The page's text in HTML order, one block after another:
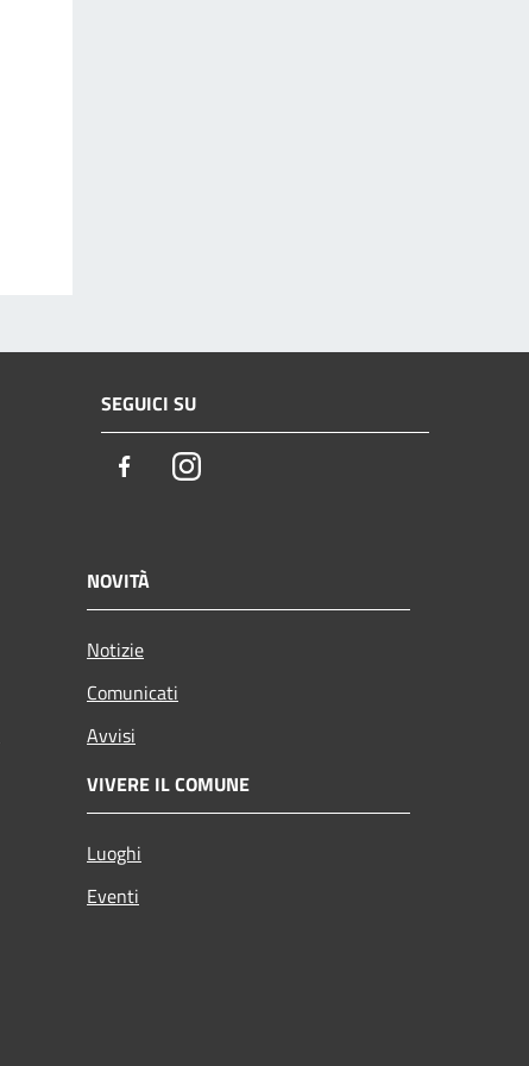
SEGUICI SU
FacebookInstagram
NOVITÀ
Notizie
Comunicati
Avvisi
VIVERE IL COMUNE
Luoghi
Eventi